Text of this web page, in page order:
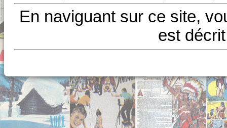
En naviguant sur ce site,
est